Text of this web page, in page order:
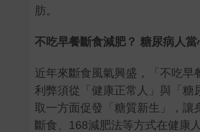
肪。
不吃早餐斷食減肥？ 糖尿病人
近年來斷食風氣興盛，「不吃
利弊須從「健康正常人」與「糖
取一方面促發「糖質新生」，
斷食、168減肥法等方式在健康